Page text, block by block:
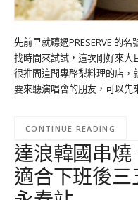
先前早就聽過PRESERVE 的
找時間來試試，這次剛好來
很推間這間專酪梨料理的店，
要來聽演唱會的朋友，可以先
CONTINUE READING
達浪韓國串
適合下班後